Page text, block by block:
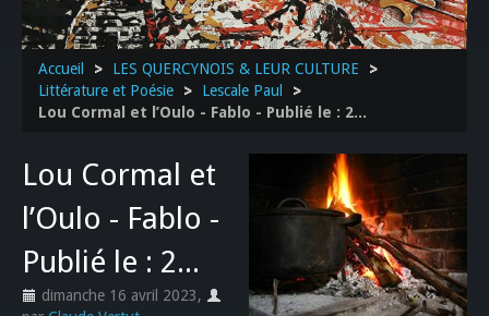
ACTUALITE-CULTURE-EVENEMENTS LOCAUX
>>
Accueil > LES QUERCYNOIS & LEUR CULTURE
>
Littérature et Poésie
> Lescale Paul
>
Lou Cormal et l’Oulo - Fablo - Publié le : 2...
Lou Cormal et
l’Oulo - Fablo -
Publié le : 2...
dimanche 16 avril 2023,